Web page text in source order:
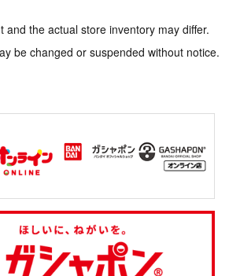
and the actual store inventory may differ.
be changed or suspended without notice.